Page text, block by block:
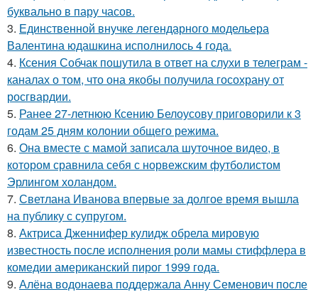
буквально в пару часов.
3. Единственной внучке легендарного модельера
Валентина юдашкина исполнилось 4 года.
4. Ксения Собчак пошутила в ответ на слухи в телеграм -
каналах о том, что она якобы получила госохрану от
росгвардии.
5. Ранее 27-летнюю Ксению Белоусову приговорили к 3
годам 25 дням колонии общего режима.
6. Она вместе с мамой записала шуточное видео, в
котором сравнила себя с норвежским футболистом
Эрлингом холандом.
7. Светлана Иванова впервые за долгое время вышла
на публику с супругом.
8. Актриса Дженнифер кулидж обрела мировую
известность после исполнения роли мамы стиффлера в
комедии американский пирог 1999 года.
9. Алёна водонаева поддержала Анну Семенович после